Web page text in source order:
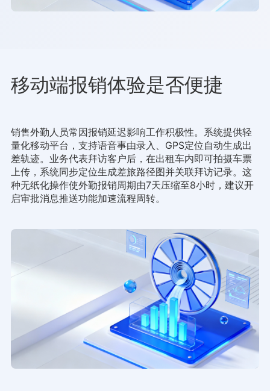
移动端报销体验是否便捷
销售外勤人员常因报销延迟影响工作积极性。系统提供轻
量化移动平台，支持语音事由录入、GPS定位自动生成出
差轨迹。业务代表拜访客户后，在出租车内即可拍摄车票
上传，系统同步定位生成差旅路径图并关联拜访记录。这
种无纸化操作使外勤报销周期由7天压缩至8小时，建议开
启审批消息推送功能加速流程周转。